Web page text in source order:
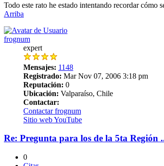
Todo este rato he estado intentando recordar cómo
Arriba
frognum
expert
Mensajes: 1148
Registrado: Mar Nov 07, 2006 3:18 pm
Reputación: 0
Ubicación: Valparaíso, Chile
Contactar:
Contactar frognum
Sitio webYouTube
Re: Pregunta para los de la 5ta Región
0